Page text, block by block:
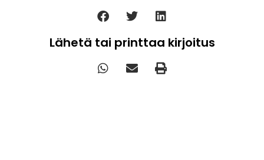
Lähetä tai printtaa kirjoitus